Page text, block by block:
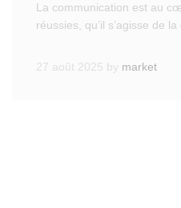
La communication est au
réussies, qu’il s’agisse de la
27 août 2025 by market